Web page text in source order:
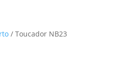
/ Toucador NB23